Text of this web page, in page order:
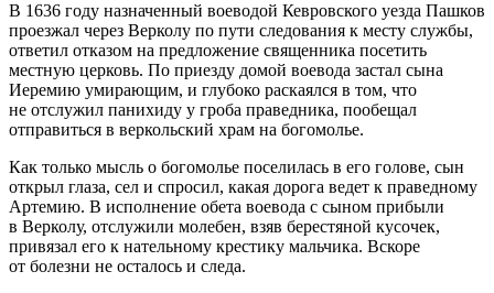
В 1636 году назначенный воеводой Кевровского уезда Пашков
проезжал через Верколу по пути следования к месту службы,
ответил отказом на предложение священника посетить
местную церковь. По приезду домой воевода застал сына
Иеремию умирающим, и глубоко раскаялся в том, что
не отслужил панихиду у гроба праведника, пообещал
отправиться в веркольский храм на богомолье.
Как только мысль о богомолье поселилась в его голове, сын
открыл глаза, сел и спросил, какая дорога ведет к праведному
Артемию. В исполнение обета воевода с сыном прибыли
в Верколу, отслужили молебен, взяв берестяной кусочек,
привязал его к нательному крестику мальчика. Вскоре
от болезни не осталось и следа.